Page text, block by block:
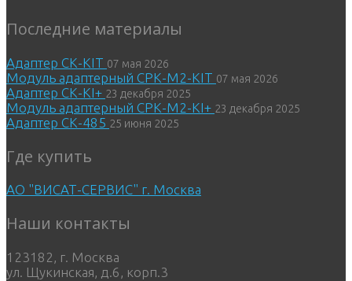
Последние материалы
Адаптер СК-KIT 07 мая 2026
Модуль адаптерный СРК-М2-KIT 07 мая 2026
Адаптер СК-KI+ 23 декабря 2025
Модуль адаптерный СРК-М2-KI+ 23 декабря 2025
Адаптер СК-485 25 июня 2025
Где купить
АО "ВИСАТ-СЕРВИС" г. Москва
Наши контакты
123182, г. Москва
ул. Щукинская, д.6, корп.3